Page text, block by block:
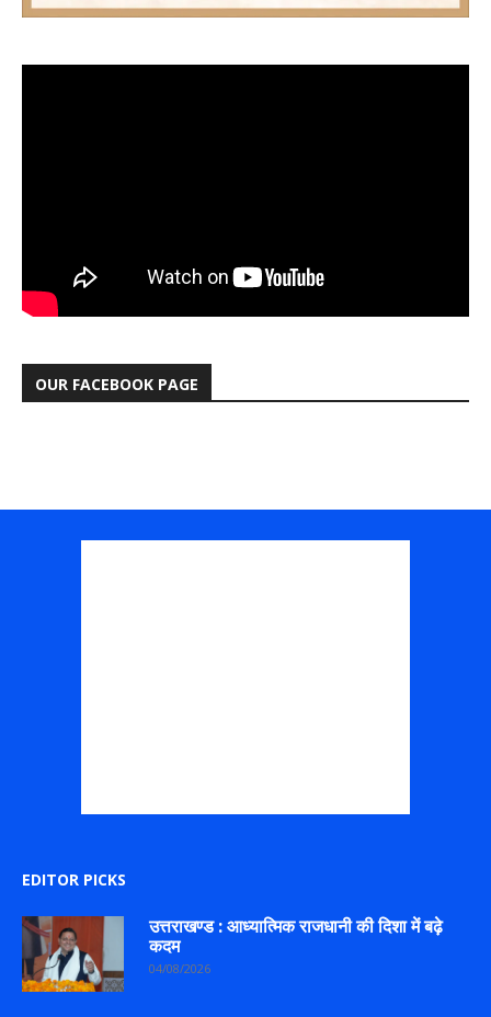
OUR FACEBOOK PAGE
EDITOR PICKS
उत्तराखण्ड : आध्यात्मिक राजधानी की दिशा में बढ़े
कदम
04/08/2026